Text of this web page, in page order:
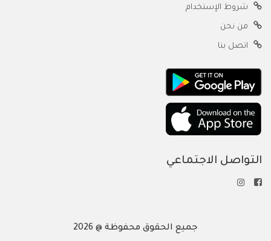
شروط الإستخدام
من نحن
اتصل بنا
التواصل الاجتماعي
جميع الحقوق محفوظة @ 2026